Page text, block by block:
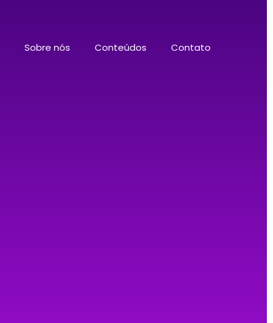
Sobre nós Conteúdos Contato